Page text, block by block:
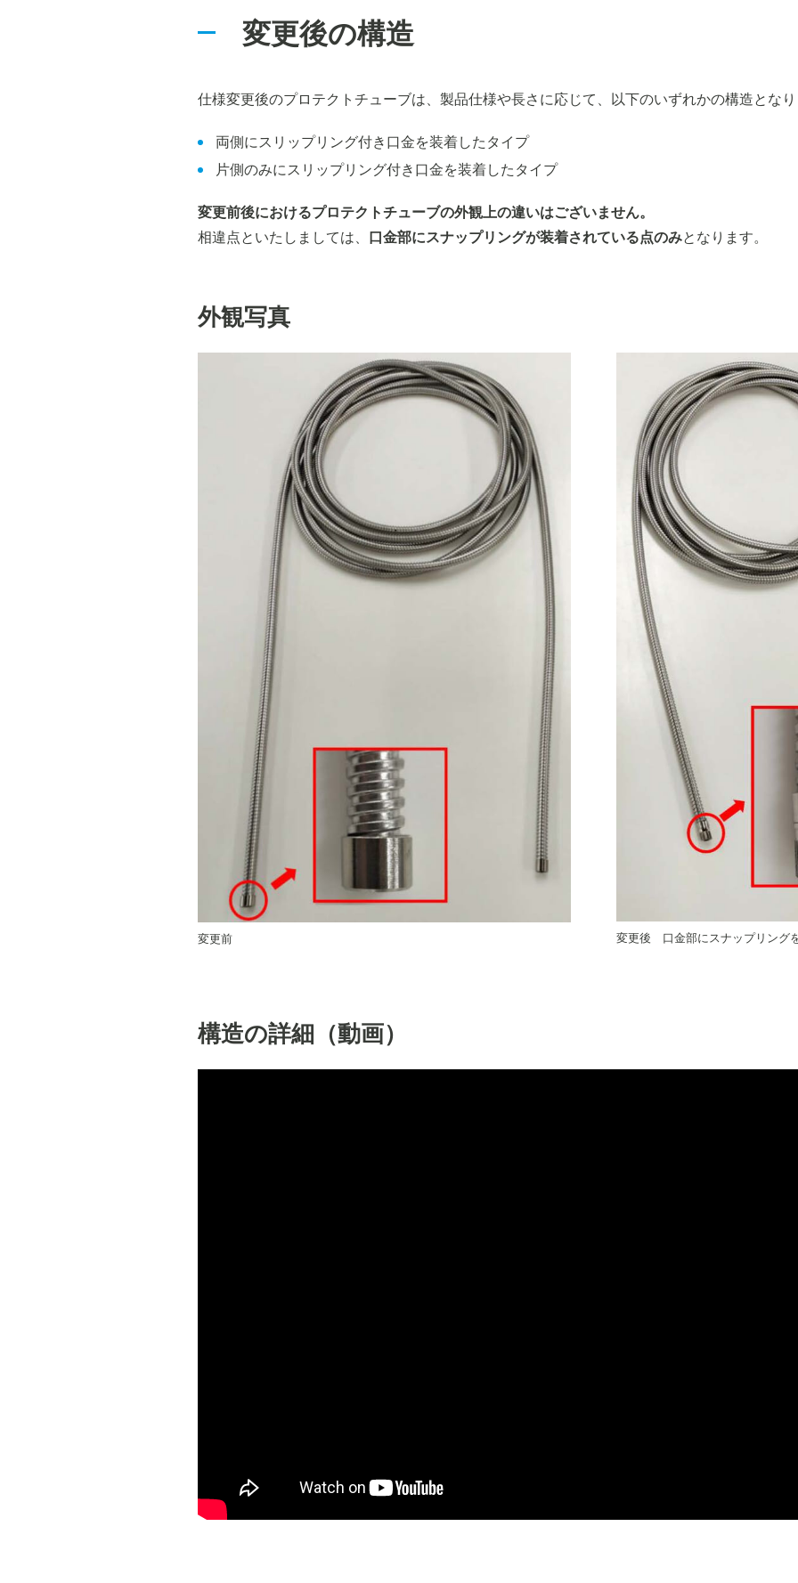
変更後の構造
仕様変更後のプロテクトチューブは、製品仕様や長さに応じて、以下のいずれかの構造とな
両側にスリップリング付き口金を装着したタイプ
片側のみにスリップリング付き口金を装着したタイプ
変更前後におけるプロテクトチューブの外観上の違いはございません。
相違点といたしましては、
口金部にスナップリングが装着されている点のみとなります。
外観写真
変更前 変更後 口金部にスナップリング
構造の詳細（動画）